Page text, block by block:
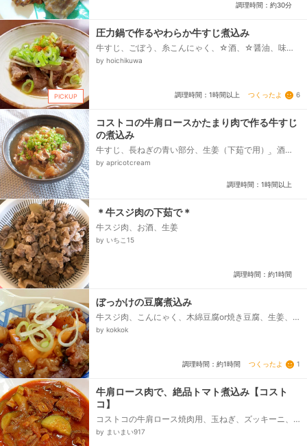
調理時間：約30分
PICKUP
圧力鍋で作るやわらか牛すじ煮込み
牛すじ、ごぼう、糸こんにゃく、☆酒、☆醤油、味
噌、醤油、ねぎ（小口切り）・一味とうがらし
by hoichikuwa
調理時間：1時間以上 つくったよ 6
コストコの牛肩ロースかたまり肉で作る牛すじ
の煮込み
牛すじ、長ねぎの青い部分、生姜（下茹で用）、酒
（下茹で用）、こんにゃく、ごま油、◯水、◯だしパ
ん、◯生姜（味付け用）、◯にんにく、●醤油、●赤
by apricotcream
調理時間：1時間以上
＊牛スジ肉の下茹で＊
牛スジ肉、お酒、生姜
by いちこ15
調理時間：約1時間
ぼっかけの豆腐煮込み
牛スジ肉、こんにゃく、木綿豆腐or焼き豆腐、生姜、
水、酒、みりん、砂糖、醤油、白ネギ
by kokkok
調理時間：約1時間 つくったよ 1
牛肩ロース肉で、絶品トマト煮込み【コスト
コ】
コストコの牛肩ロース焼肉用、玉ねぎ、ズッキーニ、
クレイジーソルト、オリーブオイル、にんにく、★ト
by まいまい917